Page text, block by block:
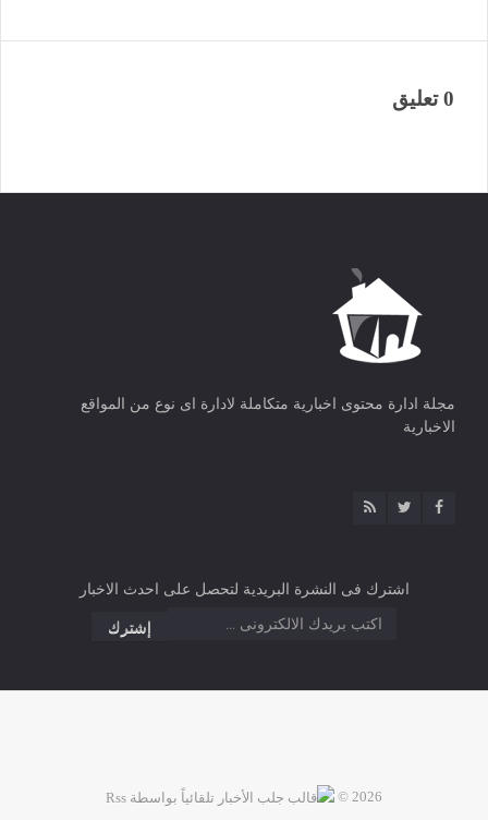
0 تعليق
مجلة ادارة محتوى اخبارية متكاملة لادارة اى نوع من المواقع
الاخبارية
اشترك فى النشرة البريدية لتحصل على احدث الاخبار
2026 ©